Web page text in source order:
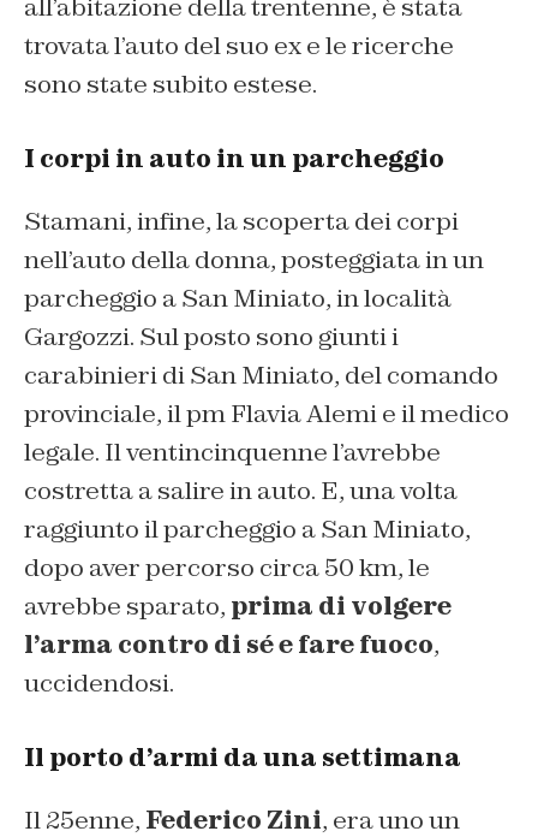
all’abitazione della trentenne, è stata
trovata l’auto del suo ex e le ricerche
sono state subito estese.
I corpi in auto in un parcheggio
Stamani, infine, la scoperta dei corpi
nell’auto della donna, posteggiata in un
parcheggio a San Miniato, in località
Gargozzi. Sul posto sono giunti i
carabinieri di San Miniato, del comando
provinciale, il pm Flavia Alemi e il medico
legale. Il ventincinquenne l’avrebbe
costretta a salire in auto. E, una volta
raggiunto il parcheggio a San Miniato,
dopo aver percorso circa 50 km, le
avrebbe sparato, prima di volgere
l’arma contro di sé e fare fuoco,
uccidendosi.
Il porto d’armi da una settimana
Il 25enne, Federico Zini, era uno un